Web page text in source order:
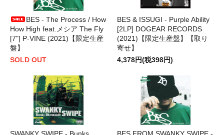
BES - The Process / How
How High feat.メシア The Fly
[7"] P-VINE (2021)【限定生産
盤】
SOLD OUT
BES & ISSUGI - Purple Ability
[2LP] DOGEAR RECORDS
(2021)【限定生産盤】【取り
寄せ】
4,378円(税398円)
SWANKY SWIPE - Bunks
BES FROM SWANKY SWIPE -